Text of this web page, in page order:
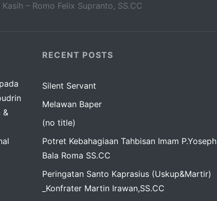
Kasih – Romo Felix Supranto, SS.CC
&
RECENT POSTS
Silent Servant
Melawan Baper
(no title)
Potret Kebahagiaan Tahbisan Imam P.Yoseph
Bala Roma SS.CC
Peringatan Santo Kaprasius (Uskup&Martir)
_Konfrater Martin Irawan,SS.CC